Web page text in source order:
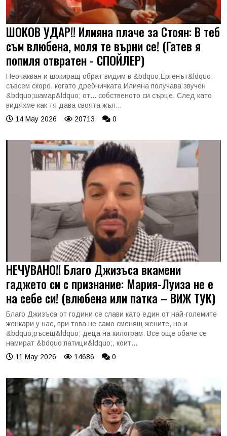
ШОКОВ УДАР!! Илияна плаче за Стоян: В теб
съм влюбена, моля те върни се! (Гатев я
попиля отвратен - СПОЙЛЕР)
Неочакван и шокиращ обрат видим в &bdquo;Ергенът&ldquo;
съвсем скоро, когато дребничката Илияна получава звучен
&bdquo;шамар&ldquo; от... собственото си сърце. След като
видяхме как тя дава своята жъл...
14 May 2026
20713 0
НЕЧУВАНО!! Благо Джизъса вкамени
гаджето си с признание: Мария-Луиза не е
на себе си! (влюбена или патка – ВИЖ ТУК)
Благо Джизъса от години се слави като един от най-големите
женкари у нас, при това не само сменящ жените, но и
&bdquo;ръсещ&ldquo; деца на килограм. Все още обаче се
намират &bdquo;патици&ldquo;, коит...
11 May 2026
14686 0